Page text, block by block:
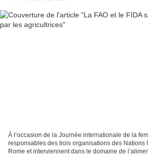
À l’occasion de la Journée internationale de la
responsables des trois organisations des Nations
Rome et interviennent dans le domaine de